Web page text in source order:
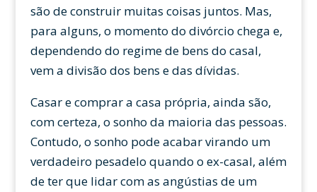
são de construir muitas coisas juntos. Mas,
para alguns, o momento do divórcio chega e,
dependendo do regime de bens do casal,
vem a divisão dos bens e das dívidas.
Casar e comprar a casa própria, ainda são,
com certeza, o sonho da maioria das pessoas.
Contudo, o sonho pode acabar virando um
verdadeiro pesadelo quando o ex-casal, além
de ter que lidar com as angústias de um